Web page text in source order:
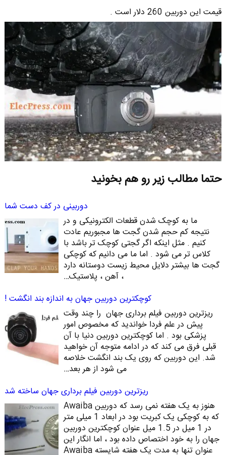
قیمت این دوربین 260 دلار است .
حتما مطالب زیر رو هم بخونید
دوربینی در کف دست شما
ما به کوچک شدن قطعات الکترونیکی و در
نتیجه کم حجم شدن گجت ها مجبوریم عادت
کنیم . مثل اینکه اگر گجتی کوچک تر باشد با
کلاس تر می شود . اما ما می دانیم که کوچکی
گجت ها بیشتر دلایل محیط زیست دوستانه دارد
، آهن ، پلاستیک…
کوچکترین دوربین جهان به اندازه بند انگشت !
ریزترین دوربین فیلم برداری جهان را چند وقت
پیش در علم فردا خواندید که مخصوص امور
پزشکی بود . اما کوچکترین دوربین دنیا با آن
قبلی فرق می کند که در ادامه متوجه آن خواهید
شد. این دوربین که روی یک بند انگشت خلاصه
می شود از هر بعد…
ریزترین دوربین فیلم برداری جهان ساخته شد
هنوز به یک هفته نمی رسد که دوربین Awaiba
که به کوچکی یک کبریت بود در ابعاد 1 میلی متر
در 1 میل در 1.5 میل عنوان کوچکترین دوربین
جهان را به خود اختصاص داده بود ، اما انگار این
عنوان تنها به مدت یک هفته شایسته Awaiba